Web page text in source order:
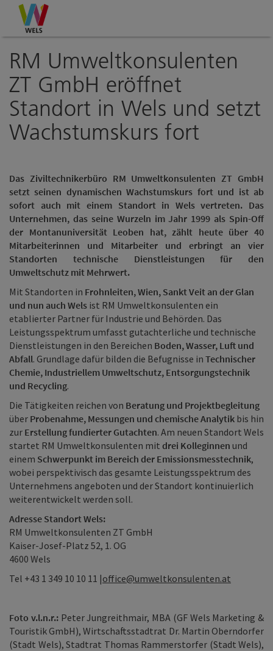
Zum Inhalt
Zur Navigation
Zum Seitenanfang
RM Umweltkonsulenten
ZT GmbH eröffnet
Standort in Wels und setzt
Wachstumskurs fort
Das Ziviltechnikerbüro RM Umweltkonsulenten ZT GmbH
setzt seinen dynamischen Wachstumskurs fort und ist ab
sofort auch mit einem Standort in Wels vertreten. Das
Unternehmen, das seine Wurzeln im Jahr 1999 als Spin-Off
der Montanuniversität Leoben hat, zählt heute über 40
Mitarbeiterinnen und Mitarbeiter und erbringt an vier
Standorten technische Dienstleistungen für den
Umweltschutz mit Mehrwert.
Mit Standorten in Frohnleiten, Wien, Sankt Veit an der Glan
und nun auch Wels ist RM Umweltkonsulenten ein
etablierter Partner für Industrie und Behörden. Das
Leistungsspektrum umfasst gutachterliche und technische
Dienstleistungen in den Bereichen Boden, Wasser, Luft und
Abfall. Grundlage dafür bilden die Befugnisse in Technischer
Chemie, Industriellem Umweltschutz, Entsorgungstechnik
und Recycling.
Die Tätigkeiten reichen von Beratung und Projektbegleitung
über Probenahme, Messungen und chemische Analytik bis hin
zur Erstellung fundierter Gutachten. Am neuen Standort Wels
startet RM Umweltkonsulenten mit drei Kolleginnen und
einem Schwerpunkt im Bereich der Emissionsmesstechnik,
wobei perspektivisch das gesamte Leistungsspektrum des
Unternehmens angeboten und der Standort kontinuierlich
weiterentwickelt werden soll.
Adresse Standort Wels:
RM Umweltkonsulenten ZT GmbH
Kaiser-Josef-Platz 52, 1. OG
4600 Wels
Tel +43 1 349 10 10 11 |office@umweltkonsulenten.at
Foto v.l.n.r.: Peter Jungreithmair, MBA (GF Wels Marketing &
Touristik GmbH), Wirtschaftsstadtrat Dr. Martin Oberndorfer
(Stadt Wels), Stadtrat Thomas Rammerstorfer (Stadt Wels),